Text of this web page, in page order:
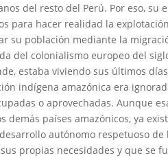
del resto del Perú. Por eso,
para hacer realidad la
su población mediante la
del colonialismo europeo del
estaba viviendo sus últimos
indígena amazónica era
o aprovechadas. Aunque
demás países amazónicos, ya
autónomo respetuoso
propias necesidades y que se